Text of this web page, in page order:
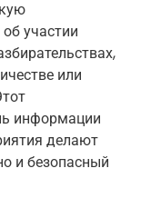
участии
или
информации
делают
и безопасный